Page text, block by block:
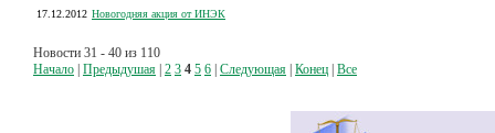
17.12.2012 Новогодняя акция от ИНЭК
Новости 31 - 40 из 110
Начало Предыдушая 2 3 4 5 6 Следующая Конец Все